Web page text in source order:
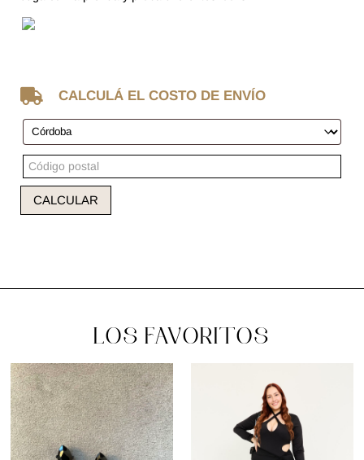
 CALCULÁ EL COSTO DE ENVÍO
CALCULAR
LOS FAVORITOS